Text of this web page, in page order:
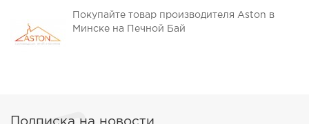
Покупайте товар производителя Aston в
Минске на Печной Бай
Подписка на новости